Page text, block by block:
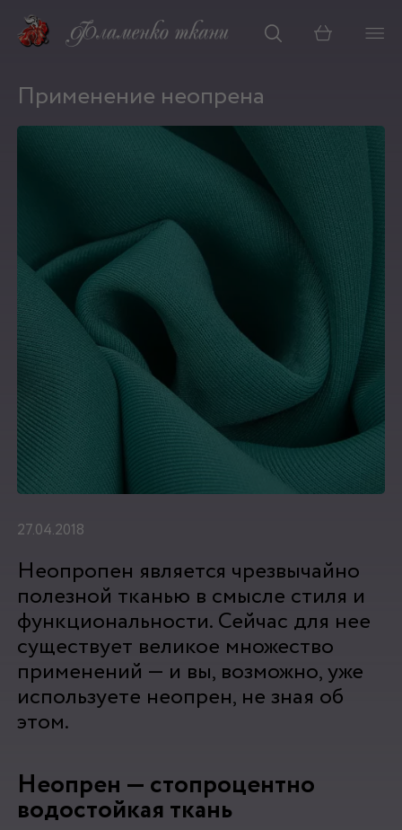
Корзина
Применение неопрена
27.04.2018
Неопропен является чрезвычайно
полезной тканью в смысле стиля и
функциональности. Сейчас для нее
существует великое множество
применений — и вы, возможно, уже
используете неопрен, не зная об
этом.
Неопрен — стопроцентно
водостойкая ткань